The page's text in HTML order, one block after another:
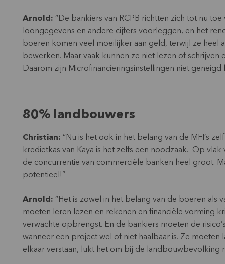
Arnold: “De bankiers van RCPB richtten zich tot nu
loongegevens en andere cijfers voorleggen, en het
boeren komen veel moeilijker aan geld, terwijl ze
bewerken. Maar vaak kunnen ze niet lezen of
Daarom zijn Microfinancieringsinstellingen niet geneigd
80% landbouwers
Christian: “Nu is het ook in het belang van de MFI’s
kredietkas van Kaya is het zelfs een noodzaak. Op
de concurrentie van commerciële banken heel groot.
potentieel!”
Arnold: “Het is zowel in het belang van de boeren als
moeten leren lezen en rekenen en financiële vorming
verwachte opbrengst. En de bankiers moeten de
wanneer een project wel of niet haalbaar is. Ze
elkaar verstaan, lukt het om bij de landbouwbevolking